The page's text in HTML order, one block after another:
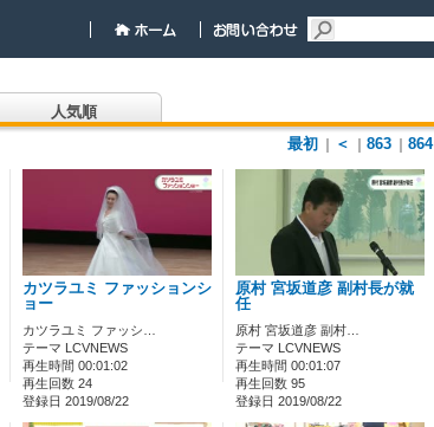
人気順
最初
＜ 863 864
カツラユミ ファッションシ
ョー
カツラユミ ファッシ…
テーマ LCVNEWS
再生時間 00:01:02
再生回数 24
登録日 2019/08/22
原村 宮坂道彦 副村長が就
任
原村 宮坂道彦 副村…
テーマ LCVNEWS
再生時間 00:01:07
再生回数 95
登録日 2019/08/22